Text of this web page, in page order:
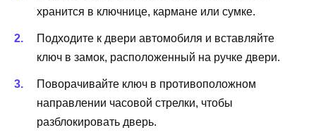
хранится в ключнице, кармане или сумке.
Подходите к двери автомобиля и вставляйте
ключ в замок, расположенный на ручке двери.
Поворачивайте ключ в противоположном
направлении часовой стрелки, чтобы
разблокировать дверь.